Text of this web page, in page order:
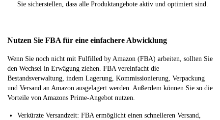
Sie sicherstellen, dass alle Produktangebote aktiv und optimiert sind.
Nutzen Sie FBA für eine einfachere Abwicklung
Wenn Sie noch nicht mit Fulfilled by Amazon (FBA) arbeiten, sollten Sie
den Wechsel in Erwägung ziehen. FBA vereinfacht die
Bestandsverwaltung, indem Lagerung, Kommissionierung, Verpackung
und Versand an Amazon ausgelagert werden. Außerdem können Sie so die
Vorteile von Amazons Prime-Angebot nutzen.
Verkürzte Versandzeit: FBA ermöglicht einen schnelleren Versand,